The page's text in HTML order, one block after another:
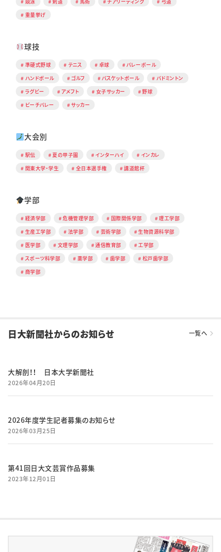
重量挙げ
球技
準硬式野球 テニス 卓球
バレーボール
ハンドボール
ゴルフ バスケットボール
バドミントン
ラグビー
アメフト 女子サッカー
野球
ビーチバレー
サッカー
大会別
駅伝 夏の甲子園 インターハイ
インカレ
関東大学・学生
全日本選手権 講道館杯
学部
経済学部 危機管理学部 国際関係学部
理工学部
生産工学部
法学部 芸術学部
生物資源科学部
医学部
文理学部 通信教育部
工学部
スポーツ科学部
薬学部 歯学部
松戸歯学部
商学部
日大新聞社からのお知らせ 一覧へ
大解剖！！ 日本大学新聞社
2026年04月20日
2026年度学生記者募集のお知らせ
2026年03月25日
第41回日大文芸賞作品募集
2023年12月01日